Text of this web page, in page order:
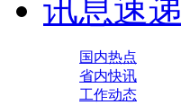
讯息速递
国内热点
省内快讯
工作动态